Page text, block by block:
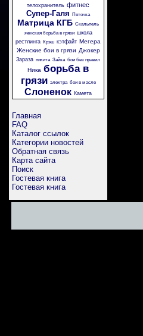
телохранитель фитнес
Супер-Галя Пяточка
Матрица КГБ Скальпель
женская борьба в грязи школа
рестлинга Крэш кэтфайт Мегера
Женские бои в грязи Джокер
Зараза никита Зайка бои без правил
Ника борьба в
грязи электра бои в масле
Слоненок Камета
Главная
FAQ
Каталог ссылок
Категории новостей
Обратная связь
Карта сайта
Поиск
Гостевая книга
Гостевая книга